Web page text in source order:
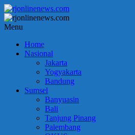
Lompat
ke
konten
rjonlinenews.com
Faktual
Berimbang
Terpercaya
Menu
Home
Nasional
Jakarta
Yogyakarta
Bandung
Sumsel
Banyuasin
Bali
Tanjung Pinang
Palembang